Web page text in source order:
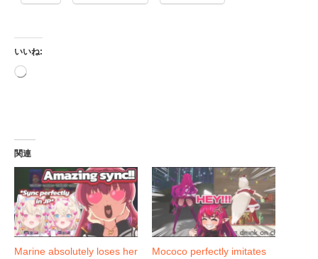
いいね:
読
関連
Marine absolutely loses her
Mococo perfectly imitates